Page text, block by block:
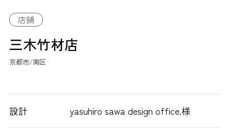
店舗
三木竹材店
京都市/南区
設計 yasuhiro sawa design office.様